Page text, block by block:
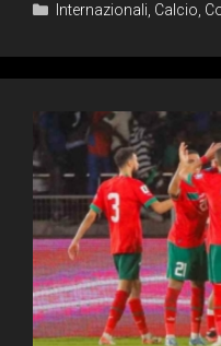
Categorie
Internazionali Calcio